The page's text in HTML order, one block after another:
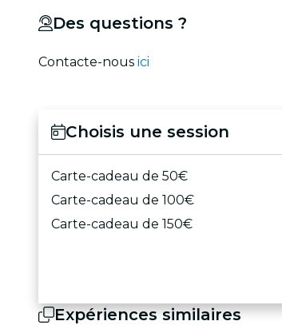
Des questions ?
Contacte-nous ici
Choisis une session
Carte-cadeau de 50€
Carte-cadeau de 100€
Carte-cadeau de 150€
Expériences similaires